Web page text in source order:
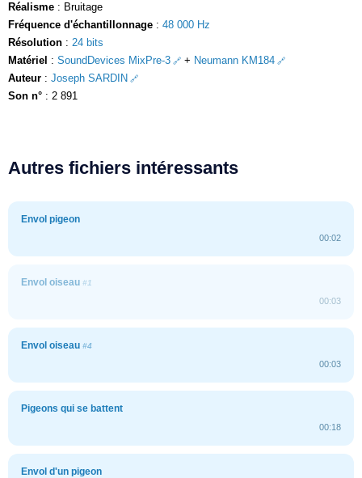
Réalisme : Bruitage
Fréquence d'échantillonnage : 48 000 Hz
Résolution : 24 bits
Matériel : SoundDevices MixPre-3 + Neumann KM184
Auteur : Joseph SARDIN
Son n° : 2 891
Autres fichiers intéressants
Envol pigeon
00:02
Envol oiseau #1
00:03
Envol oiseau #4
00:03
Pigeons qui se battent
00:18
Envol d'un pigeon